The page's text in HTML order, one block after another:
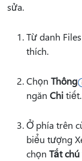
sửa.
Từ danh
thích.
Chọn Thông
ngăn Chitiết.
Ở phía trên
biểu tượng
chọn Tắt